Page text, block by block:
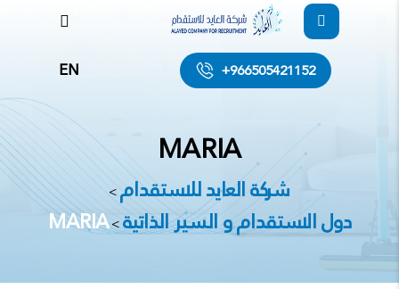
+966505421152
EN
MARIA
شركة العايد للاستقدام>
دول الاستقدام و السير الذاتية>
MARIA